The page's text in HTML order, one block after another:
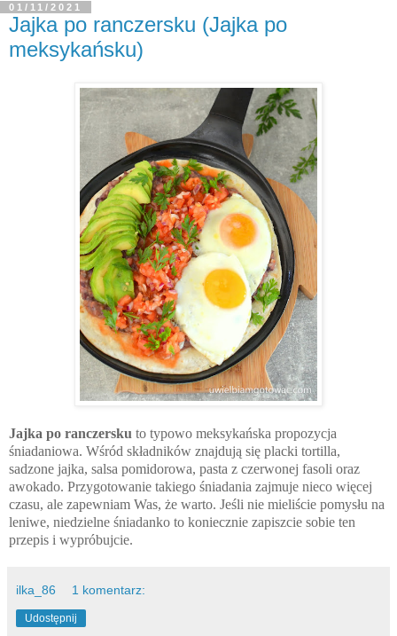
01/11/2021
Jajka po ranczersku (Jajka po
meksykańsku)
Jajka po ranczersku to typowo meksykańska propozycja
śniadaniowa. Wśród składników znajdują się placki tortilla,
sadzone jajka, salsa pomidorowa, pasta z czerwonej fasoli oraz
awokado. Przygotowanie takiego śniadania zajmuje nieco więcej
czasu, ale zapewniam Was, że warto. Jeśli nie mieliście pomysłu na
leniwe, niedzielne śniadanko to koniecznie zapiszcie sobie ten
przepis i wypróbujcie.
ilka_86 1 komentarz:
Udostępnij